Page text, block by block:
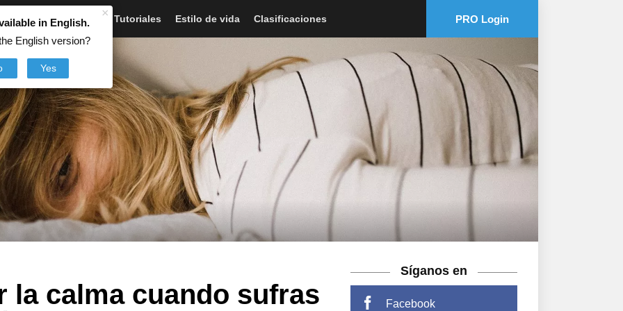
×
in English.
English version?
Yes
Artículos Noticias Tutoriales Estilo de vida Clasificaciones PRO Login
la calma cuando sufras
Síganos en
Facebook